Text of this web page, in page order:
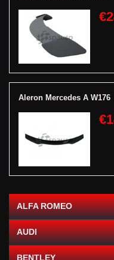
Aleron Mercedes A W176
ALFA ROMEO
AUDI
BENTLEY